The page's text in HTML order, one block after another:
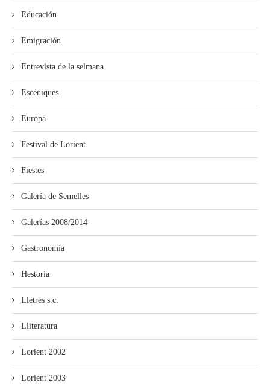
Educación
Emigración
Entrevista de la selmana
Escéniques
Europa
Festival de Lorient
Fiestes
Galería de Semelles
Galerías 2008/2014
Gastronomía
Hestoria
Lletres s.c.
Lliteratura
Lorient 2002
Lorient 2003